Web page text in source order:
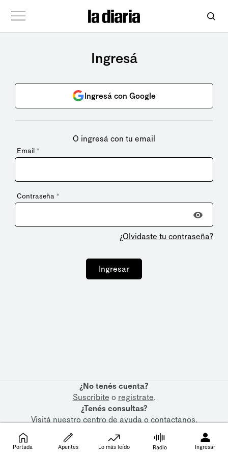
Ingresá
Ingresá con Google
O ingresá con tu email
Email *
Contraseña *
¿Olvidaste tu contraseña?
Ingresar
¿No tenés cuenta?
Suscribite o registrate.
¿Tenés consultas?
Visitá nuestrocentro de ayudaocontactanos.
Portada Apuntes Lo más leído Radio Ingresar